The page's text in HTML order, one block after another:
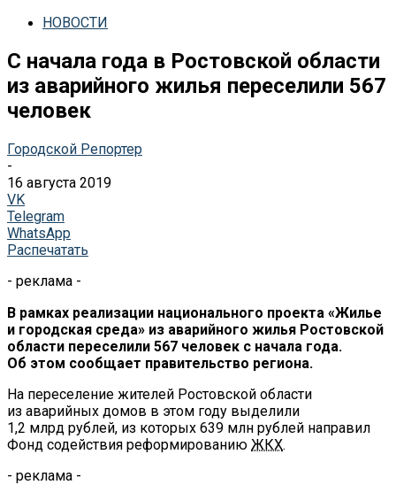
НОВОСТИ
С начала года в Ростовской области
из аварийного жилья переселили 567
человек
Городской Репортер
-
16 августа 2019
VK
Telegram
WhatsApp
Распечатать
- реклама -
В рамках реализации национального проекта «Жилье
и городская среда» из аварийного жилья Ростовской
области переселили 567 человек с начала года.
Об этом сообщает правительство региона.
На переселение жителей Ростовской области
из аварийных домов в этом году выделили
1,2 млрд рублей, из которых 639 млн рублей направил
Фонд содействия реформированию ЖКХ.
- реклама -